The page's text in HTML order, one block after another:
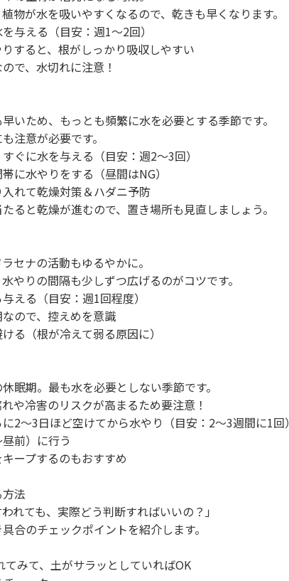
物が水を吸いやすくなるので、乾きも早くなります。
与える（目安：週1〜2回）
すると、根がしっかり吸収しやすい
で、水切れに注意！
いため、もっとも頻繁に水を必要とする季節です。
注意が必要です。
ぐに水を与える（目安：週2〜3回）
に水やりをする（昼間はNG）
れて乾燥対策＆ハダニ予防
ると乾燥が進むので、置き場所も見直しましょう。
セナの活動もゆるやかに。
やりの間隔も少しずつ広げるのがコツです。
える（目安：週1回程度）
ので、控えめを意識
る（根が冷えて弱る原因に）
眠期。最も水を必要としない季節です。
や冷害のリスクが高まるため要注意！
2〜3日ほど空けてから水やり（目安：2〜3週間に1回）
前）に行う
ープするのもおすすめ
法
れても、実際どう判断すればいいの？」
合のチェックポイントを紹介します。
みて、土がサラッとしていればOK